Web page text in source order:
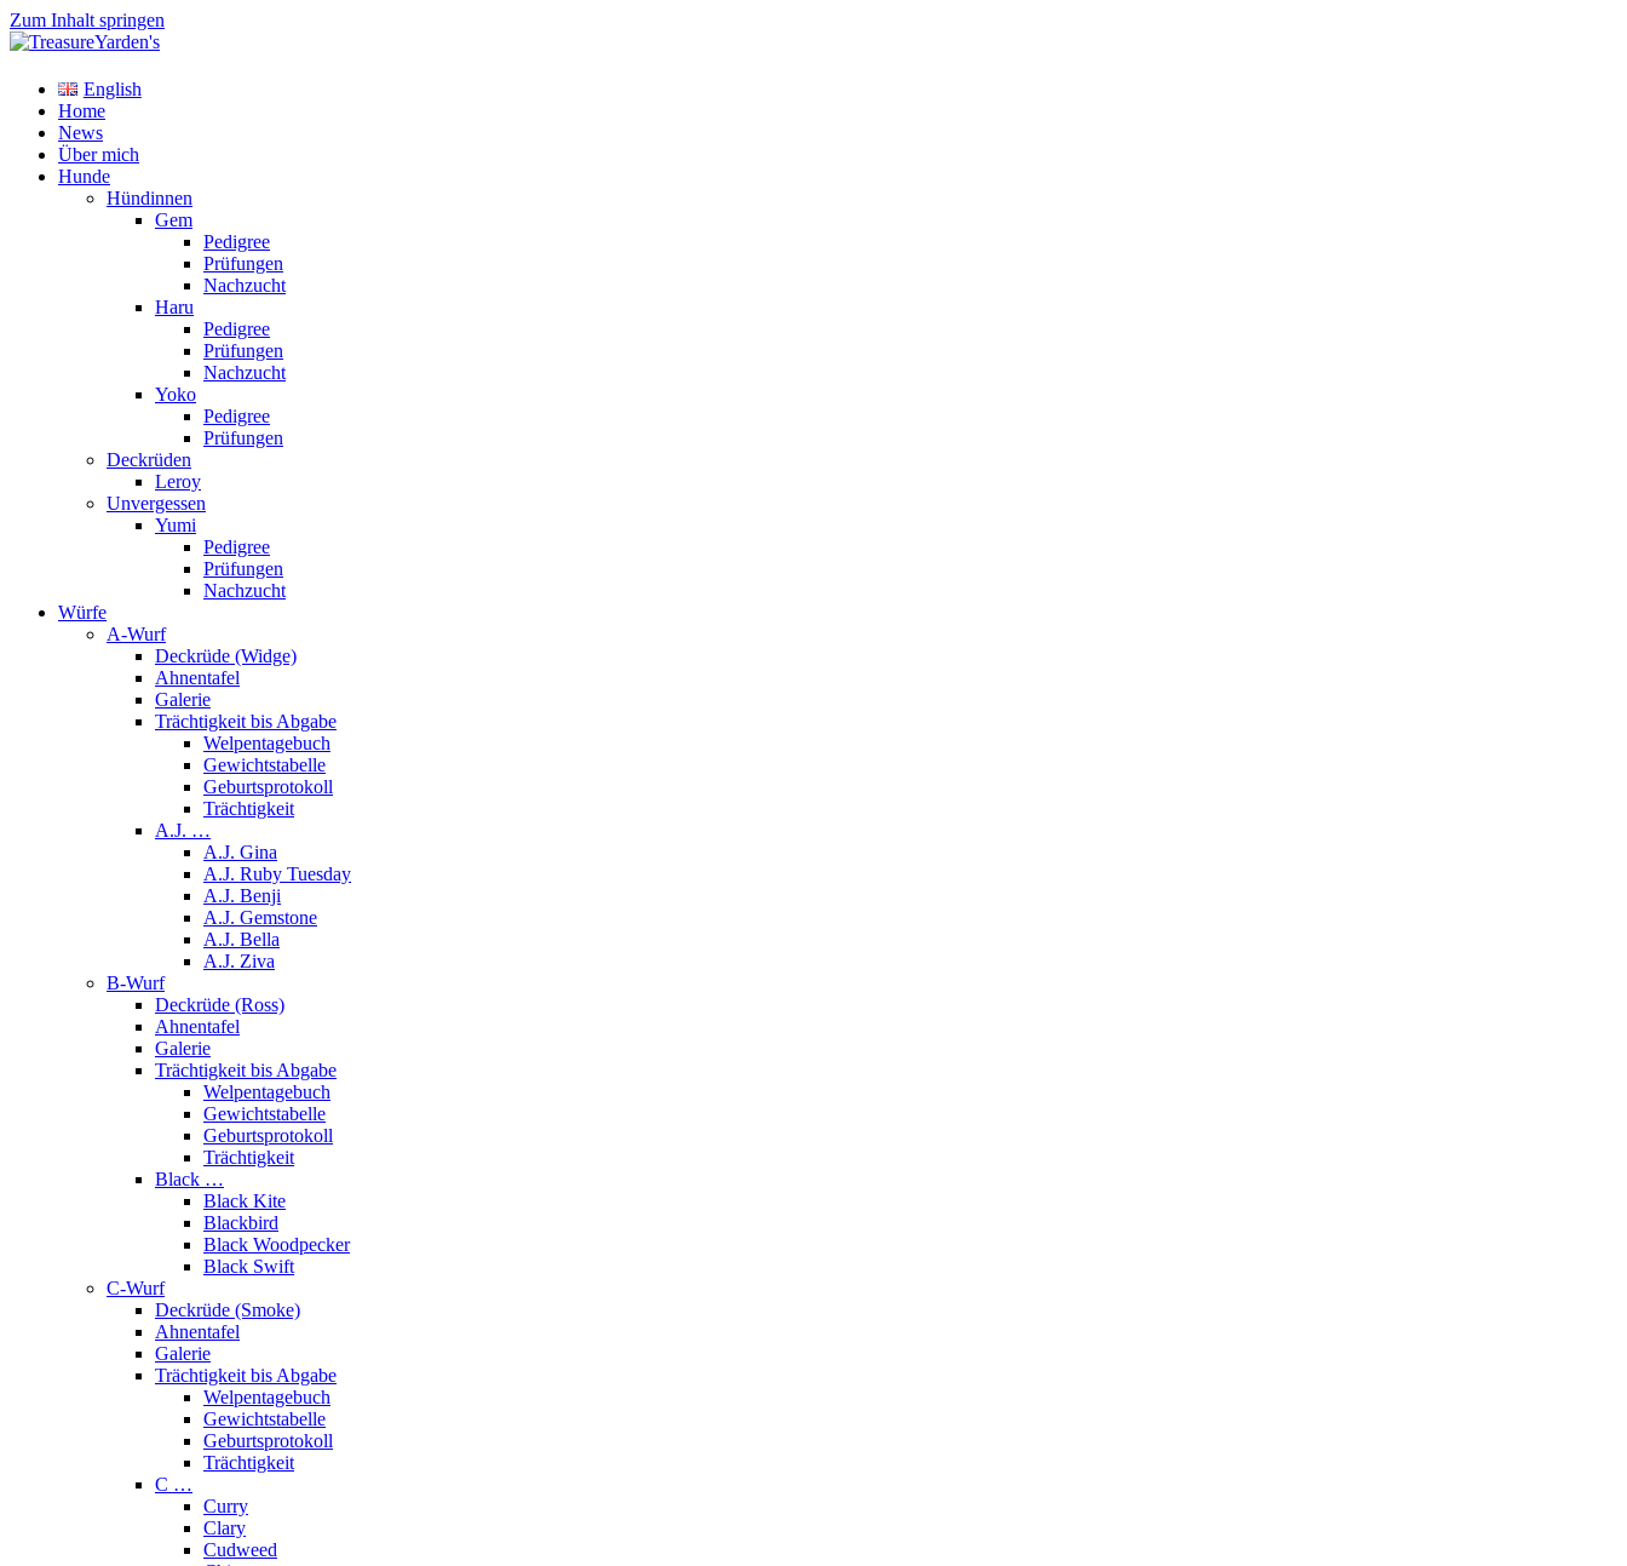
Zum Inhalt springen
TreasureYarden's
Labrador Retriever Zucht im DRC
English
Home
News
Über mich
Hunde
Hündinnen
Gem
Pedigree
Prüfungen
Nachzucht
Haru
Pedigree
Prüfungen
Nachzucht
Yoko
Pedigree
Prüfungen
Deckrüden
Leroy
Unvergessen
Yumi
Pedigree
Prüfungen
Nachzucht
Würfe
A-Wurf
Deckrüde (Widge)
Ahnentafel
Galerie
Trächtigkeit bis Abgabe
Welpentagebuch
Gewichtstabelle
Geburtsprotokoll
Trächtigkeit
A.J. …
A.J. Gina
A.J. Ruby Tuesday
A.J. Benji
A.J. Gemstone
A.J. Bella
A.J. Ziva
B-Wurf
Deckrüde (Ross)
Ahnentafel
Galerie
Trächtigkeit bis Abgabe
Welpentagebuch
Gewichtstabelle
Geburtsprotokoll
Trächtigkeit
Black …
Black Kite
Blackbird
Black Woodpecker
Black Swift
C-Wurf
Deckrüde (Smoke)
Ahnentafel
Galerie
Trächtigkeit bis Abgabe
Welpentagebuch
Gewichtstabelle
Geburtsprotokoll
Trächtigkeit
C …
Curry
Clary
Cudweed